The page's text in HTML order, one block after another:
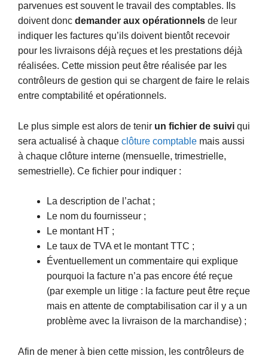
parvenues est souvent le travail des comptables. Ils
doivent donc demander aux opérationnels de leur
indiquer les factures qu’ils doivent bientôt recevoir
pour les livraisons déjà reçues et les prestations déjà
réalisées. Cette mission peut être réalisée par les
contrôleurs de gestion qui se chargent de faire le relais
entre comptabilité et opérationnels.
Le plus simple est alors de tenir un fichier de suivi qui
sera actualisé à chaque clôture comptable mais aussi
à chaque clôture interne (mensuelle, trimestrielle,
semestrielle). Ce fichier pour indiquer :
La description de l’achat ;
Le nom du fournisseur ;
Le montant HT ;
Le taux de TVA et le montant TTC ;
Éventuellement un commentaire qui explique
pourquoi la facture n’a pas encore été reçue
(par exemple un litige : la facture peut être reçue
mais en attente de comptabilisation car il y a un
problème avec la livraison de la marchandise) ;
Afin de mener à bien cette mission, les contrôleurs de